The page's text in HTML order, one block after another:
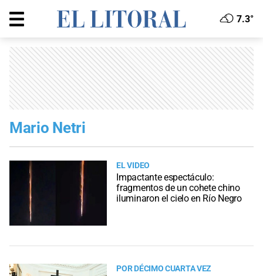
7.3°
Mario Netri
EL VIDEO
Impactante espectáculo:
fragmentos de un cohete chino
iluminaron el cielo en Río Negro
POR DÉCIMO CUARTA VEZ